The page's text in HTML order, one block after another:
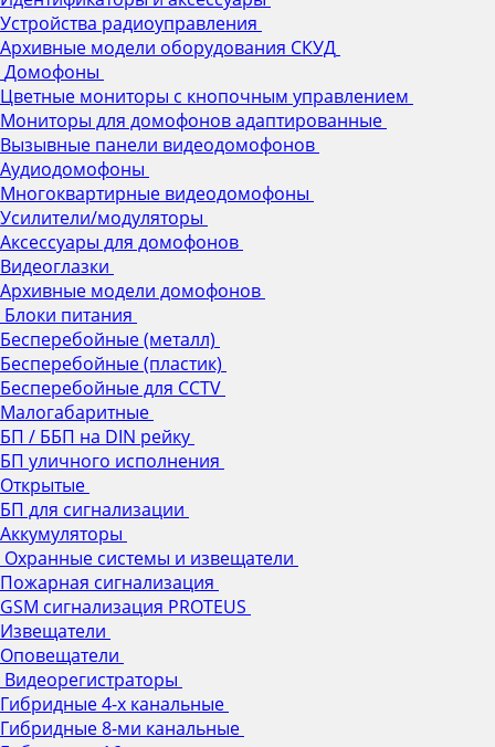
Устройства радиоуправления
Архивные модели оборудования СКУД
Домофоны
Цветные мониторы с кнопочным управлением
Мониторы для домофонов адаптированные
Вызывные панели видеодомофонов
Аудиодомофоны
Многоквартирные видеодомофоны
Усилители/модуляторы
Аксессуары для домофонов
Видеоглазки
Архивные модели домофонов
Блоки питания
Бесперебойные (металл)
Бесперебойные (пластик)
Бесперебойные для CCTV
Малогабаритные
БП / ББП на DIN рейку
БП уличного исполнения
Открытые
БП для сигнализации
Аккумуляторы
Охранные системы и извещатели
Пожарная сигнализация
GSM сигнализация PROTEUS
Извещатели
Оповещатели
Видеорегистраторы
Гибридные 4-х канальные
Гибридные 8-ми канальные